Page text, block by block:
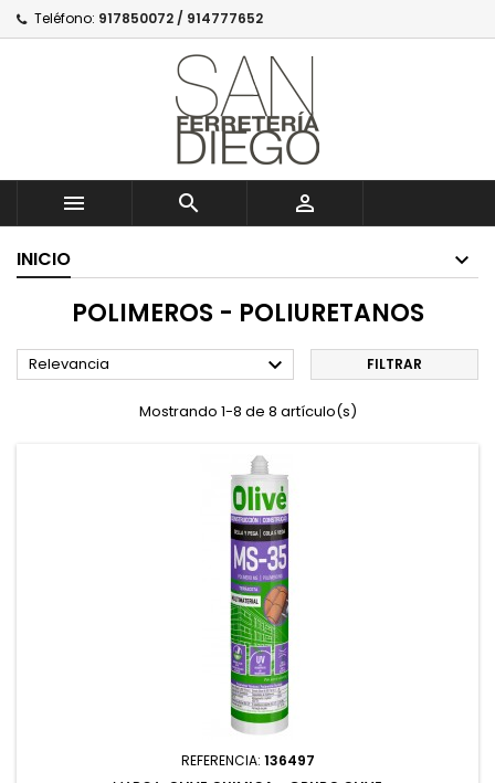
Teléfono: 917850072 / 914777652
  
INICIO
POLIMEROS - POLIURETANOS
Relevancia  FILTRAR
Mostrando 1-8 de 8 artículo(s)
REFERENCIA: 136497